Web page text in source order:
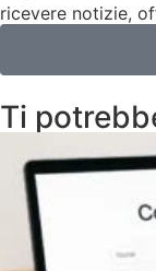
ricevere notizie,
Ti